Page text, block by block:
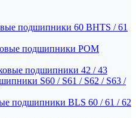
подшипники 60 BHTS / 61
подшипники POM
подшипники 42 / 43
S60 / S61 / S62 / S63 /
подшипники BLS 60 / 61 / 62